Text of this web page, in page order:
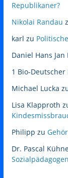
Republikaner?
Nikolai Randau
karl zu
Daniel Hans
1 Bio-
Michael Lucka
Lisa Klapproth
Philipp zu
Dr. Pascal
Sozialpädagogen